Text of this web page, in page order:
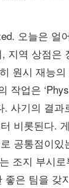
오늘은 얼
지역 상점은
원시 재능
업은
사기의 결과
비롯된다.
공통점이있
조지 부시
은 팀을 갖